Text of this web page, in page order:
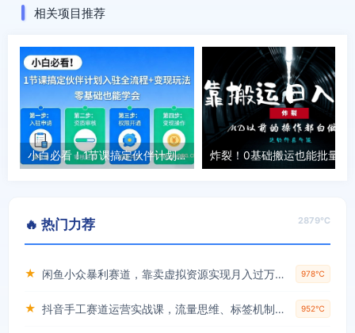
相关项目推荐
小白必看！1节课搞定伙伴计划入驻全流程+变现玩法，零基础也能学会
🔥 热门力荐 2879℃
★ 闲鱼小众暴利赛道，靠卖虚拟资源实现月入过万，谁做谁赚钱 978℃
★ 抖音手工赛道运营实战课，流量思维、标签机制、垂直定位，解决不起号难题，单月变现破3万 952℃